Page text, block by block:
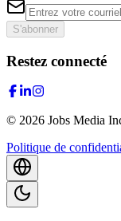
S'abonner
Restez connecté
© 2026 Jobs Media
Politique de